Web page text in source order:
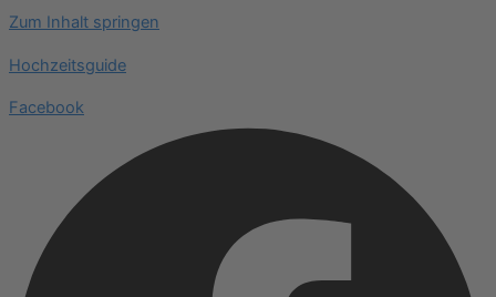
Zum Inhalt springen
Hochzeitsguide
Facebook